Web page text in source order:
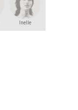
Inelle